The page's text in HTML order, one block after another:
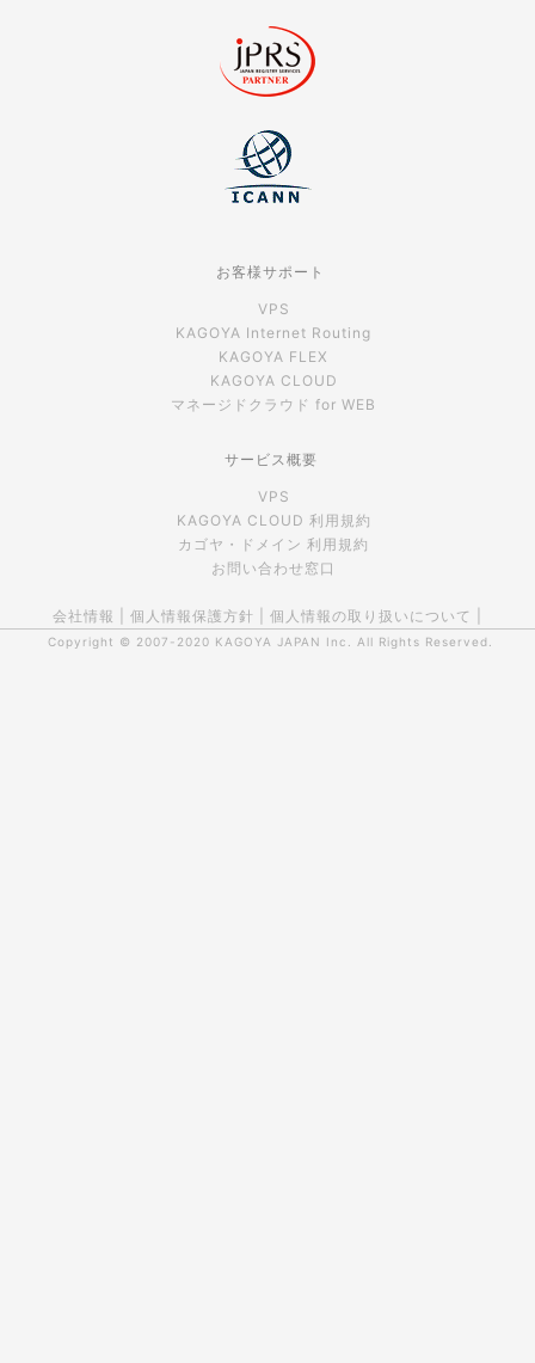
お客様サポート
VPS
KAGOYA Internet Routing
KAGOYA FLEX
KAGOYA CLOUD
マネージドクラウド for WEB
サービス概要
VPS
KAGOYA CLOUD 利用規約
カゴヤ・ドメイン 利用規約
お問い合わせ窓口
会社情報 個人情報保護方針 個人情報の取り扱いについて
Copyright © 2007-2020 KAGOYA JAPAN Inc. All Rights Reserved.